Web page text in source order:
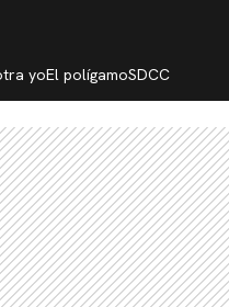
yoEl polígamoSDCC